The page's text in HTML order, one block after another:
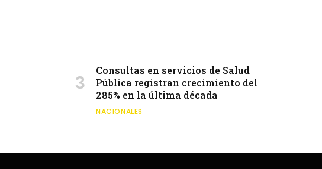
Consultas en servicios de Salud
Pública registran crecimiento del
285% en la última década
NACIONALES